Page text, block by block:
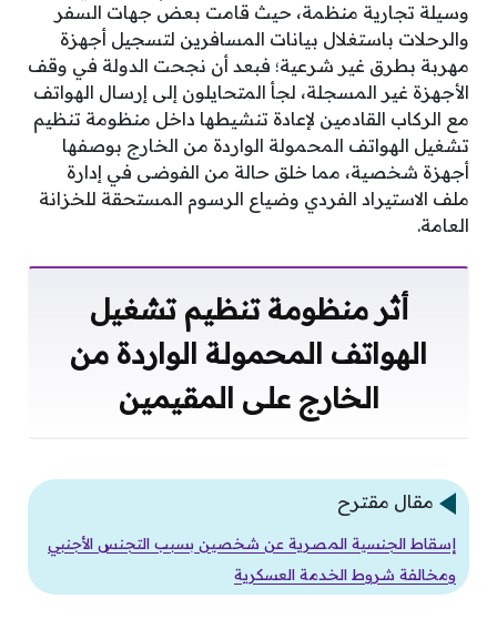
وسيلة تجارية منظمة، حيث قامت بعض جهات السفر
والرحلات باستغلال بيانات المسافرين لتسجيل أجهزة
مهربة بطرق غير شرعية؛ فبعد أن نجحت الدولة في وقف
الأجهزة غير المسجلة، لجأ المتحايلون إلى إرسال الهواتف
مع الركاب القادمين لإعادة تنشيطها داخل منظومة تنظيم
تشغيل الهواتف المحمولة الواردة من الخارج بوصفها
أجهزة شخصية، مما خلق حالة من الفوضى في إدارة
ملف الاستيراد الفردي وضياع الرسوم المستحقة للخزانة
العامة.
أثر منظومة تنظيم تشغيل
الهواتف المحمولة الواردة من
الخارج على المقيمين
مقال مقترح
إسقاط الجنسية المصرية عن شخصين بسبب التجنس الأجنبي
ومخالفة شروط الخدمة العسكرية